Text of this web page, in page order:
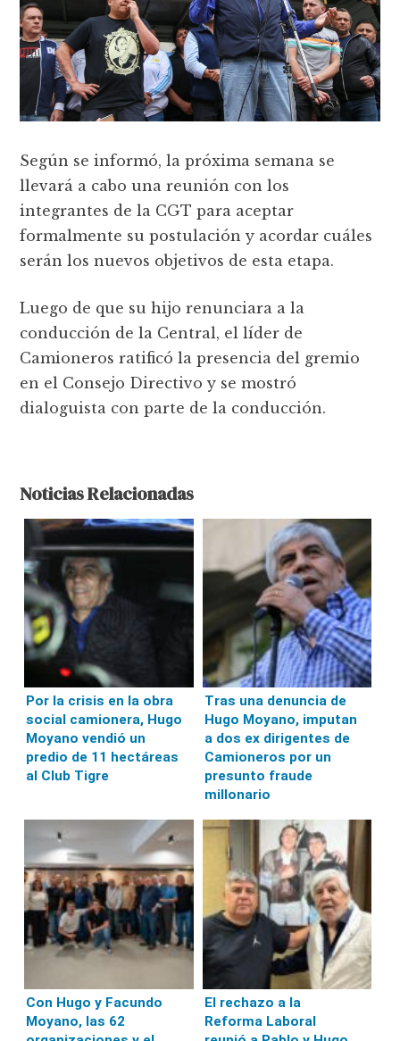
Según se informó, la próxima semana se
llevará a cabo una reunión con los
integrantes de la CGT para aceptar
formalmente su postulación y acordar cuáles
serán los nuevos objetivos de esta etapa.
Luego de que su hijo renunciara a la
conducción de la Central, el líder de
Camioneros ratificó la presencia del gremio
en el Consejo Directivo y se mostró
dialoguista con parte de la conducción.
Noticias Relacionadas
Por la crisis en la obra
social camionera, Hugo
Moyano vendió un
predio de 11 hectáreas
al Club Tigre
Tras una denuncia de
Hugo Moyano, imputan
a dos ex dirigentes de
Camioneros por un
presunto fraude
millonario
Con Hugo y Facundo
Moyano, las 62
El rechazo a la
Reforma Laboral